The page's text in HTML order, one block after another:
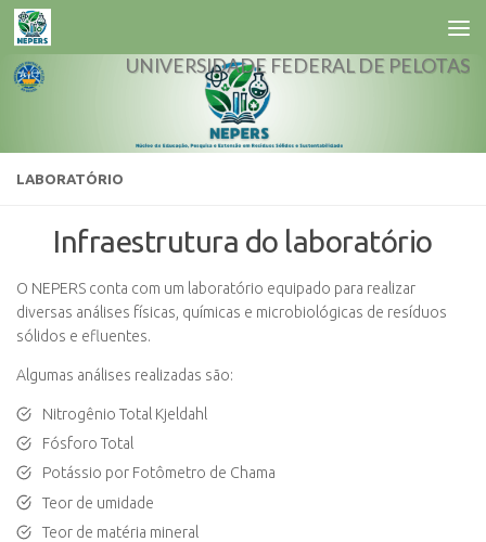
Skip to content
UNIVERSIDADE FEDERAL DE PELOTAS
LABORATÓRIO
Infraestrutura do laboratório
O NEPERS conta com um laboratório equipado para realizar
diversas análises físicas, químicas e microbiológicas de resíduos
sólidos e efluentes.
Algumas análises realizadas são:
Nitrogênio Total Kjeldahl
Fósforo Total
Potássio por Fotômetro de Chama
Teor de umidade
Teor de matéria mineral